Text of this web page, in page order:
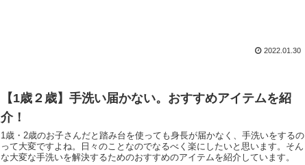
2022.01.30
【1歳２歳】手洗い届かない。おすすめアイテムを紹
介！
1歳・2歳のお子さんだと踏み台を使っても身長が届かなく、手洗いをするの
って大変ですよね。日々のことなのでなるべく楽にしたいと思います。そん
な大変な手洗いを解決するためのおすすめのアイテムを紹介しています。